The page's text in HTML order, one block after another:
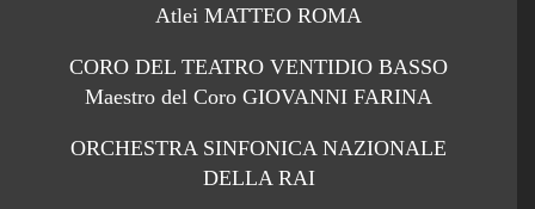
Atlei MATTEO ROMA
CORO DEL TEATRO VENTIDIO BASSO
Maestro del Coro GIOVANNI FARINA
ORCHESTRA SINFONICA NAZIONALE
DELLA RAI